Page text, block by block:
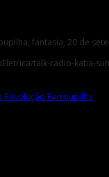
fantasia, 20 de
talk-radio-
Revolução Farroupilha